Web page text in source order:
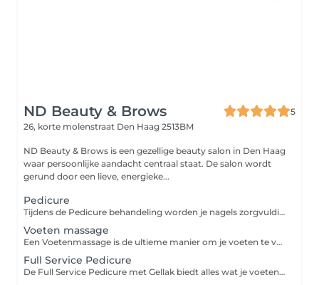
ND Beauty & Brows
5
26, korte molenstraat Den Haag 2513BM
ND Beauty & Brows is een gezellige beauty salon in Den Haag
waar persoonlijke aandacht centraal staat. De salon wordt
gerund door een lieve, energieke...
Pedicure
Tijdens de Pedicure behandeling worden je nagels zorgvuldig geknipt, gevijld en de nagelriemen verzorgd. Eelt en andere oneffenheden worden verwijderd, waardoor je voeten weer zacht en verzorgd aanvoelen. Deze behandeling is ideaal voor wie zijn of haar voeten een gezonde en verzorgde uitstraling wil geven, met als resultaat perfect getrimde nagels en een gladde huid.
Voeten massage
Een Voetenmassage is de ultieme manier om je voeten te verwennen en te ontspannen. Deze behandeling focust op het verlichten van spanning en het verbeteren van de bloedsomloop. Door middel van rustgevende massagebewegingen wordt de druk van de dag verlicht, wat zorgt voor een ontspannen gevoel en verlichting van vermoeide voeten. Ideaal voor wie na een lange dag een moment van rust en comfort wil ervaren.
Full Service Pedicure
De Full Service Pedicure met Gellak biedt alles wat je voeten nodig hebben voor een ultieme verzorging. Deze behandeling omvat het knippen, vijlen en verzorgen van de nagels, het verwijderen van eelt en het verzorgen van de nagelriemen. Daarna wordt een gellak aangebracht voor een langdurige, glanzende afwerking die tot 2 tot 3 weken blijft zitten zonder te chippen. Je voeten voelen niet alleen fris en verzorgd aan, maar zien er ook prachtig uit met de perfecte kleur en afwerking.